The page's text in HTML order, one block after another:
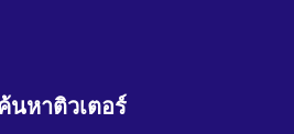
นหาติวเตอร์